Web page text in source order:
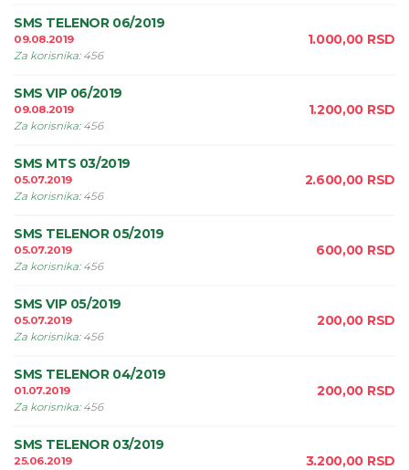
SMS TELENOR 06/2019
09.08.2019
Za korisnika: 456
1.000,00 RSD
SMS VIP 06/2019
09.08.2019
Za korisnika: 456
1.200,00 RSD
SMS MTS 03/2019
05.07.2019
Za korisnika: 456
2.600,00 RSD
SMS TELENOR 05/2019
05.07.2019
Za korisnika: 456
600,00 RSD
SMS VIP 05/2019
05.07.2019
Za korisnika: 456
200,00 RSD
SMS TELENOR 04/2019
01.07.2019
Za korisnika: 456
200,00 RSD
SMS TELENOR 03/2019
25.06.2019
3.200,00 RSD